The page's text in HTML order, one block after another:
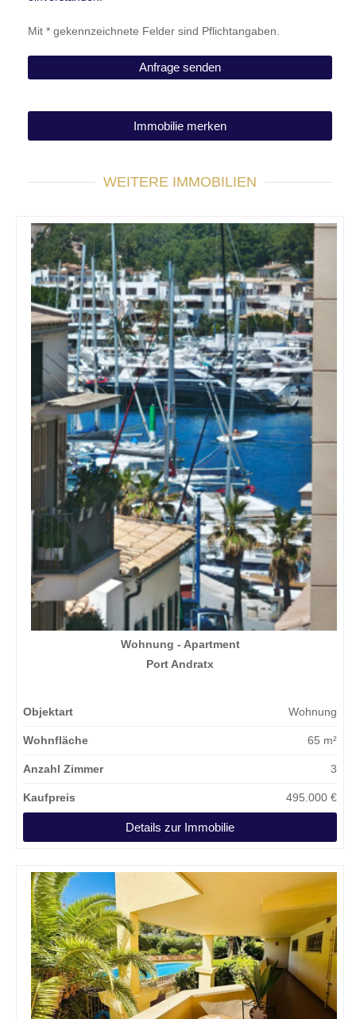
Mit * gekennzeichnete Felder sind Pflichtangaben.
Immobilie merken
WEITERE IMMOBILIEN
Wohnung - Apartment
Port Andratx
Objektart Wohnung
Wohnfläche 65 m²
Anzahl Zimmer 3
Kaufpreis 495.000 €
Details zur Immobilie